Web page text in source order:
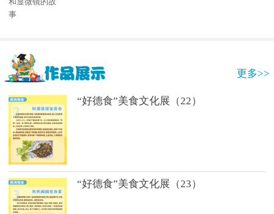
和显微镜的故
事
更多>>
“好德食”美食文化展（22）
“好德食”美食文化展（23）